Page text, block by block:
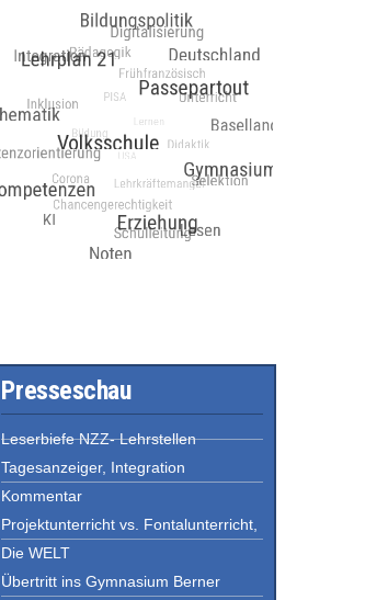
Presseschau
Leserbiefe NZZ- Lehrstellen
Tagesanzeiger, Integration
Kommentar
Projektunterricht vs. Fontalunterricht,
Die WELT
Übertritt ins Gymnasium Berner